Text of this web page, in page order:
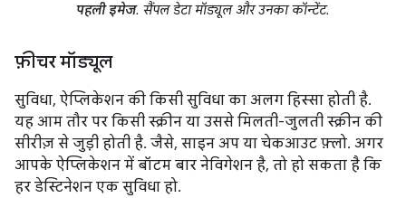
पहली इमेज. सैंपल डेटा मॉड्यूल और उनका कॉन्टेंट.
फ़ीचर मॉड्यूल
सुविधा, ऐप्लिकेशन की किसी सुविधा का अलग हिस्सा होती है.
यह आम तौर पर किसी स्क्रीन या उससे मिलती-जुलती स्क्रीन की
सीरीज़ से जुड़ी होती है. जैसे, साइन अप या चेकआउट फ़्लो. अगर
आपके ऐप्लिकेशन में बॉटम बार नेविगेशन है, तो हो सकता है कि
हर डेस्टिनेशन एक सुविधा हो.